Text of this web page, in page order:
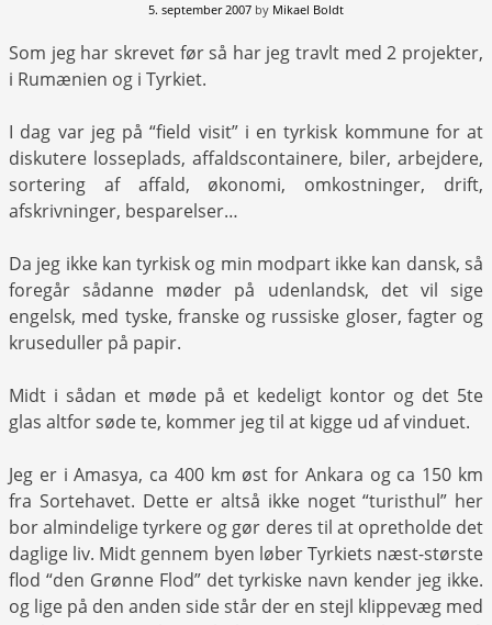
5. september 2007 by Mikael Boldt
Som jeg har skrevet før så har jeg travlt med 2 projekter,
i Rumænien og i Tyrkiet.
I dag var jeg på “field visit” i en tyrkisk kommune for at
diskutere losseplads, affaldscontainere, biler, arbejdere,
sortering af affald, økonomi, omkostninger, drift,
afskrivninger, besparelser…
Da jeg ikke kan tyrkisk og min modpart ikke kan dansk, så
foregår sådanne møder på udenlandsk, det vil sige
engelsk, med tyske, franske og russiske gloser, fagter og
kruseduller på papir.
Midt i sådan et møde på et kedeligt kontor og det 5te
glas altfor søde te, kommer jeg til at kigge ud af vinduet.
Jeg er i Amasya, ca 400 km øst for Ankara og ca 150 km
fra Sortehavet. Dette er altså ikke noget “turisthul” her
bor almindelige tyrkere og gør deres til at opretholde det
daglige liv. Midt gennem byen løber Tyrkiets næst-største
flod “den Grønne Flod” det tyrkiske navn kender jeg ikke.
og lige på den anden side står der en stejl klippevæg med